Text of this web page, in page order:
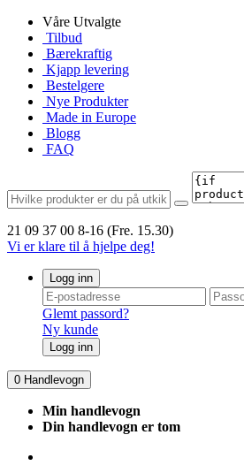
Våre Utvalgte
Tilbud
Bærekraftig
Kjapp levering
Bestelgere
Nye Produkter
Made in Europe
Blogg
FAQ
21 09 37 00 8-16 (Fre. 15.30)
Vi er klare til å hjelpe deg!
Logg inn
Glemt passord?
Ny kunde
Logg inn
0 Handlevogn
Min handlevogn
Din handlevogn er tom